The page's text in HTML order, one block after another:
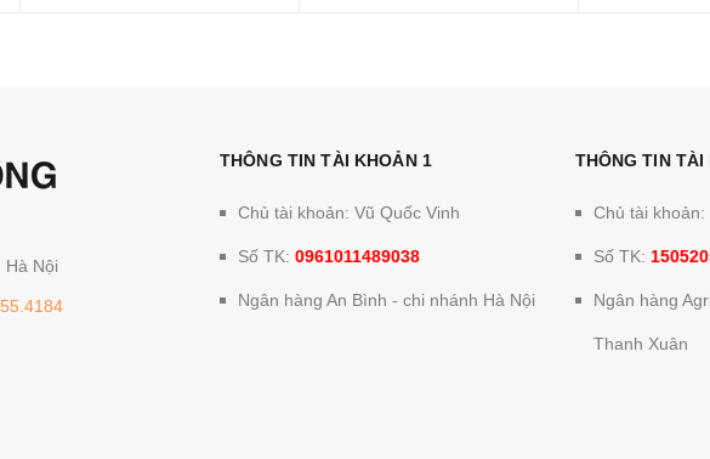
Nội
THÔNG TIN TÀI KHOẢN 1
Chủ tài khoản: Vũ Quốc Vinh
Số TK: 0961011489038
Ngân hàng An Bình - chi nhánh Hà Nội
THÔNG TIN TÀI
Chủ tài
Số TK:
Ngân hàng
Thanh Xuân